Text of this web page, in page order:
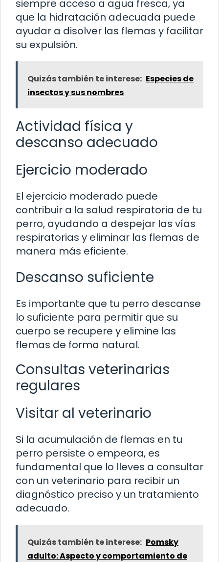
siempre acceso a agua fresca, ya
que la hidratación adecuada puede
ayudar a disolver las flemas y facilitar
su expulsión.
Quizás también te interese: Especies de
insectos y sus nombres
Actividad física y
descanso adecuado
Ejercicio moderado
El ejercicio moderado puede
contribuir a la salud respiratoria de tu
perro, ayudando a despejar las vías
respiratorias y eliminar las flemas de
manera más eficiente.
Descanso suficiente
Es importante que tu perro descanse
lo suficiente para permitir que su
cuerpo se recupere y elimine las
flemas de forma natural.
Consultas veterinarias
regulares
Visitar al veterinario
Si la acumulación de flemas en tu
perro persiste o empeora, es
fundamental que lo lleves a consultar
con un veterinario para recibir un
diagnóstico preciso y un tratamiento
adecuado.
Quizás también te interese: Pomsky
adulto: Aspecto y comportamiento de